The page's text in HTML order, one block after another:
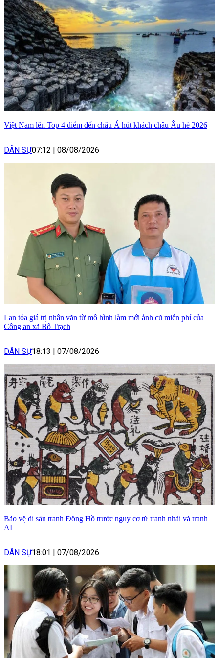
Việt Nam lên Top 4 điểm đến châu Á hút khách châu Âu hè 2026
DÂN SỰ07:12 | 08/08/2026
Lan tỏa giá trị nhân văn từ mô hình làm mới ảnh cũ miễn phí của
Công an xã Bố Trạch
DÂN SỰ18:13 | 07/08/2026
Bảo vệ di sản tranh Đông Hồ trước nguy cơ từ tranh nhái và tranh
AI
DÂN SỰ18:01 | 07/08/2026